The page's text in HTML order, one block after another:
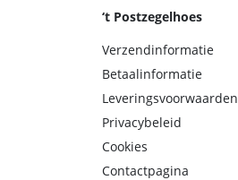
‘t Postzegelhoes
Verzendinformatie
Betaalinformatie
Leveringsvoorwaarden
Privacybeleid
Cookies
Contactpagina